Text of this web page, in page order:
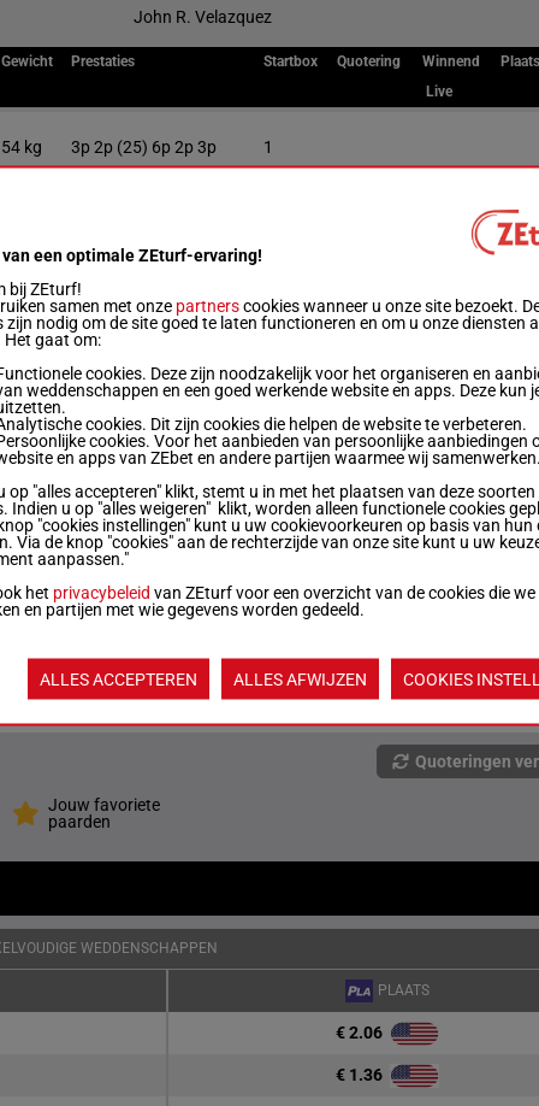
John R. Velazquez
Gewicht Prestaties Startbox Quotering Winnend
Plaats
Live
54 kg 3p 2p (25) 6p 2p 3p 1
54 kg
54 kg
54 kg 5
54 kg 5p 6
54 kg 5p
54 kg 4p (25) 3p 3p 3p 9
Quoteringen
Jouw favoriete
paarden
WEDDENSCHAPPEN
PLAATS
€ 2.06
€ 1.36
een optimale ZEturf-ervaring!
bij ZEturf!
samen met onze partnerscookies wanneer u onze site bezoekt.
zijn nodig om de site goed te laten functioneren en om u onze diensten
Het gaat om:
cookies. Deze zijn noodzakelijk voor het organiseren en
weddenschappen en een goed werkende website en apps. Deze kun
cookies. Dit zijn cookies die helpen de website te verbeteren.
cookies. Voor het aanbieden van persoonlijke aanbiedingen
en apps van ZEbet en andere partijen waarmee wij
op "alles accepteren" klikt, stemt u in met het plaatsen van deze soorten
Indien u op "alles weigeren" klikt, worden alleen functionele cookies
"cookies instellingen" kunt u uw cookievoorkeuren op basis van hun
Via de knop "cookies" aan de rechterzijde van onze site kunt u uw
aanpassen."
het privacybeleid van ZEturf voor een overzicht van de cookies die we
en partijen met wie gegevens worden gedeeld.
ALLES ACCEPTEREN ALLES AFWIJZEN COOKIES